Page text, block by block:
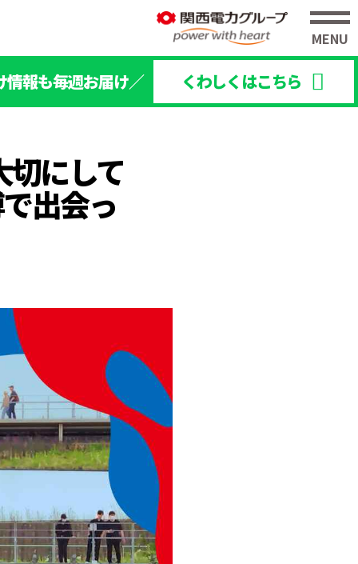
情報も毎週お届け／ くわしくはこちら
にして
出会っ